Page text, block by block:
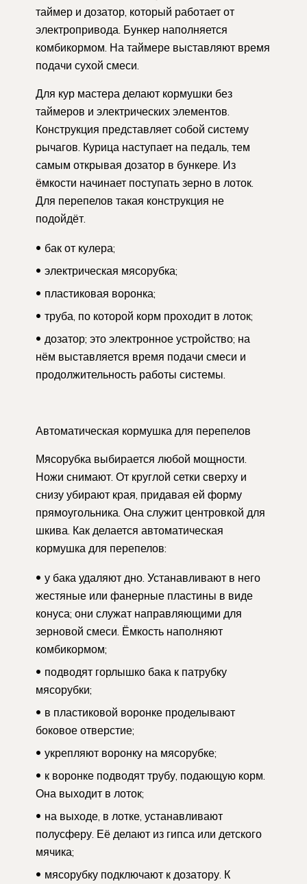
таймер и дозатор, который работает от
электропривода. Бункер наполняется
комбикормом. На таймере выставляют время
подачи сухой смеси.
Для кур мастера делают кормушки без
таймеров и электрических элементов.
Конструкция представляет собой систему
рычагов. Курица наступает на педаль, тем
самым открывая дозатор в бункере. Из
ёмкости начинает поступать зерно в лоток.
Для перепелов такая конструкция не
подойдёт.
бак от кулера;
электрическая мясорубка;
пластиковая воронка;
труба, по которой корм проходит в лоток;
дозатор; это электронное устройство; на
нём выставляется время подачи смеси и
продолжительность работы системы.
Автоматическая кормушка для перепелов
Мясорубка выбирается любой мощности.
Ножи снимают. От круглой сетки сверху и
снизу убирают края, придавая ей форму
прямоугольника. Она служит центровкой для
шкива. Как делается автоматическая
кормушка для перепелов:
у бака удаляют дно. Устанавливают в него
жестяные или фанерные пластины в виде
конуса; они служат направляющими для
зерновой смеси. Ёмкость наполняют
комбикормом;
подводят горлышко бака к патрубку
мясорубки;
в пластиковой воронке проделывают
боковое отверстие;
укрепляют воронку на мясорубке;
к воронке подводят трубу, подающую корм.
Она выходит в лоток;
на выходе, в лотке, устанавливают
полусферу. Её делают из гипса или детского
мячика;
мясорубку подключают к дозатору. К